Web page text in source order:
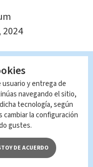
2024
campaña
2006 y 2012,
su
se
y del
fue
y entrega de
navegando el sitio,
tecnología, según
cambiar la configuración
gustes.
DE ACUERDO